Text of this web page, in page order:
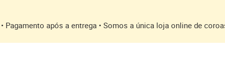
Pagamento após a entrega • Somos a única loja online de